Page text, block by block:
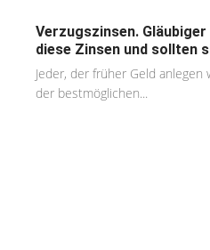
Verzugszinsen.
diese Zinsen und sollten
Jeder, der früher Geld
der bestmöglichen...